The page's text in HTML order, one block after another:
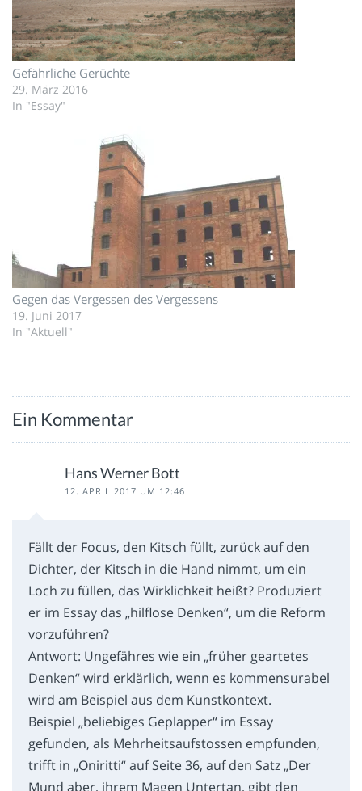
Gefährliche Gerüchte
29. März 2016
In "Essay"
Gegen das Vergessen des Vergessens
19. Juni 2017
In "Aktuell"
Ein Kommentar
Hans Werner Bott
12. APRIL 2017 UM 12:46
Fällt der Focus, den Kitsch füllt, zurück auf den
Dichter, der Kitsch in die Hand nimmt, um ein
Loch zu füllen, das Wirklichkeit heißt? Produziert
er im Essay das „hilflose Denken“, um die Reform
vorzuführen?
Antwort: Ungefähres wie ein „früher geartetes
Denken“ wird erklärlich, wenn es kommensurabel
wird am Beispiel aus dem Kunstkontext.
Beispiel „beliebiges Geplapper“ im Essay
gefunden, als Mehrheitsaufstossen empfunden,
trifft in „Oniritti“ auf Seite 36, auf den Satz „Der
Mund aber, ihrem Magen Untertan, gibt den